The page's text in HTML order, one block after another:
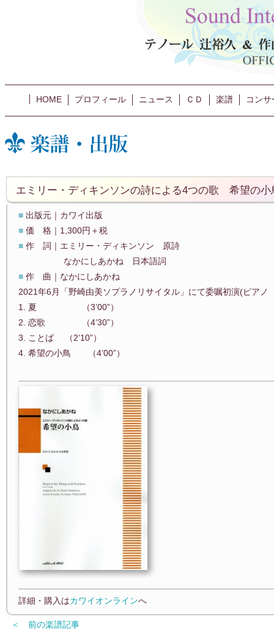
HOME プロフィール ニュース ＣＤ 楽譜 コン
エミリー・ディキンソンの詩による4つの歌 希望の小
■ 出版元｜カワイ出版
■ 価 格｜1,300円＋税
■ 作 詞｜エミリー・ディキンソン 原詩
なかにしあかね 日本語詞
■ 作 曲｜なかにしあかね
2021年6月「野崎由美ソプラノリサイタル」にて委嘱初演(ピア
1. 夏 （3’00”）
2. 恋歌 （4’30”）
3. ことば （2’10”）
4. 希望の小鳥 （4’00”）
詳細・購入はカワイオンラインへ
＜ 前の楽譜記事